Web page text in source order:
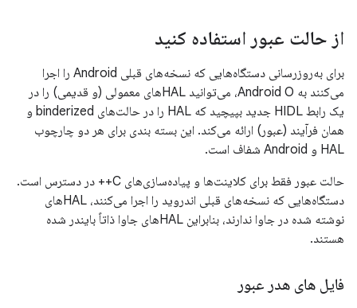
از حالت عبور استفاده کنید
برای به‌روزرسانی دستگاه‌هایی که نسخه‌های قبلی Android را اجرا
می‌کنند به Android O، می‌توانید HAL‌های معمولی (و قدیمی) را در
یک رابط HIDL جدید بپیچید که HAL را در حالت‌های binderized و
همان فرآیند (عبور) ارائه می‌کند. این بسته بندی برای هر دو چارچوب
HAL و Android شفاف است.
حالت عبور فقط برای کلاینت‌ها و پیاده‌سازی‌های C++ در دسترس است.
دستگاه‌هایی که نسخه‌های قبلی اندروید را اجرا می‌کنند، HAL‌های
نوشته شده در جاوا ندارند، بنابراین HAL‌های جاوا ذاتاً بایندر شده
هستند.
فایل های هدر عبور